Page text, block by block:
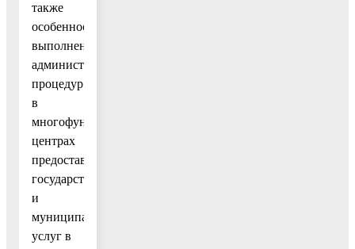
также
особенности
выполнения
административных
процедур
в
многофункциональных
центрах
предоставления
государственных
и
муниципальных
услуг в